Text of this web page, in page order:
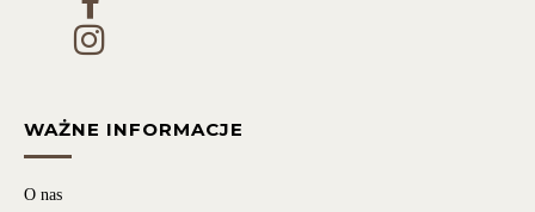
WAŻNE INFORMACJE
O nas